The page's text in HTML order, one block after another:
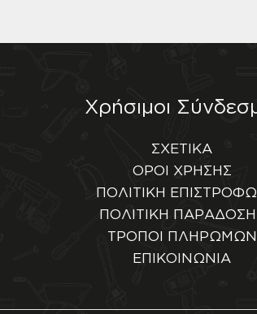
Χρήσιμοι
ΣΧΕΤΙΚΑ
ΟΡΟΙ ΧΡΗΣΗΣ
ΠΟΛΙΤΙΚΗ
ΠΟΛΙΤΙΚΗ
ΤΡΟΠΟΙ ΠΛΗΡΩΜΩΝ
ΕΠΙΚΟΙΝΩΝΙΑ